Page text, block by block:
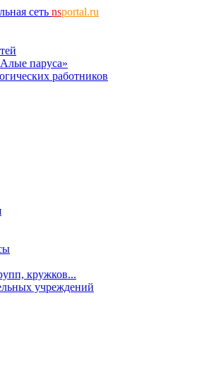
сеть nsportal.ru
паруса»
работников
кружков...
учреждений